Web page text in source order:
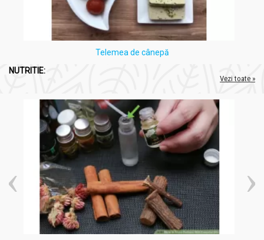
Telemea de cânepă
NUTRITIE:
Vezi toate »